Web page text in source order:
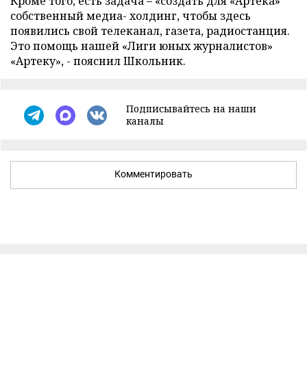
собственный медиа- холдинг, чтобы здесь
появились свой телеканал, газета, радиостанция.
Это помощь нашей «Лиги юных журналистов»
«Артеку», - пояснил Школьник.
Подписывайтесь на наши
каналы
Комментировать